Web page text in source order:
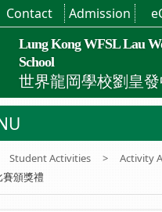
Lung Kong WFSL Lau
School
世界龍岡學校劉皇
Contact Admission
Student Activities > Activity
頒獎禮